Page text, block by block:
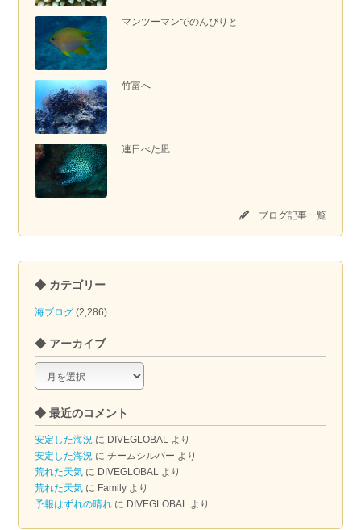
マンツーマンでのんびりと
竹富へ
連日べた凪
ブログ記事一覧
◆ カテゴリー
海ブログ (2,286)
◆ アーカイブ
◆
ア
カ
イ
ブ
◆ 最近のコメント
安定した海況 に DIVEGLOBAL より
安定した海況 にチームシルバー より
荒れた天気 に DIVEGLOBAL より
荒れた天気 に Family より
予報はずれの晴れ に DIVEGLOBAL より